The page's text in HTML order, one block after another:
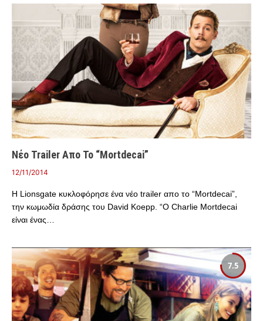
Νέο Trailer Απο Το “Mortdecai”
12/11/2014
Η Lionsgate κυκλοφόρησε ένα νέο trailer απο το “Mortdecai”,
την κωμωδία δράσης του David Koepp. “O Charlie Mortdecai
είναι ένας…
7.5